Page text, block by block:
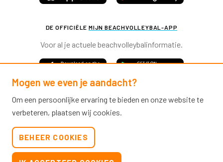
DE OFFICIËLE MIJN BEACHVOLLEYBAL-APP
Voor al je actuele beachvolleybalinformatie.
Mogen we even je aandacht?
Om een persoonlijke ervaring te bieden en onze website te
verbeteren, plaatsen wij cookies.
BEHEER COOKIES